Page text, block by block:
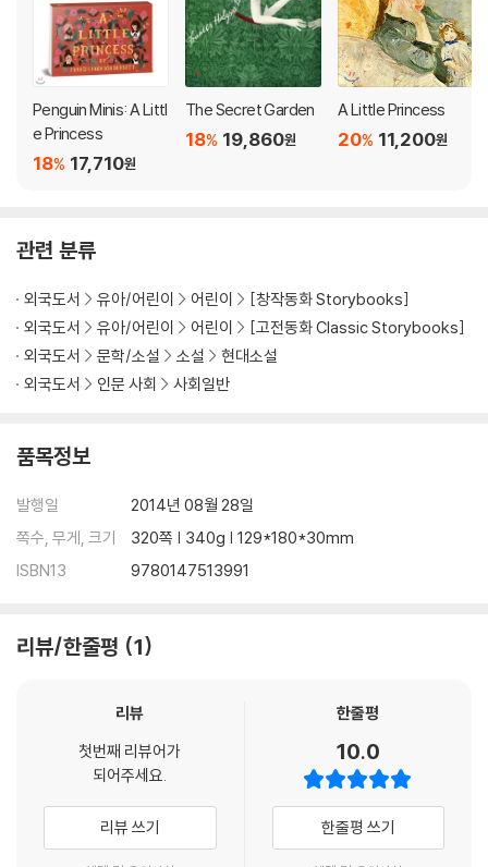
Penguin Minis: A Littl
e Princess
17,710원
18%
The Secret Garden
19,860원
18%
A Little Princess
11,200원
20%
관련 분류
외국도서 유아/어린이 어린이
[창작동화 Storybooks]
외국도서
유아/어린이 어린이
[고전동화 Classic Storybooks]
외국도서
문학/소설 소설
현대소설
외국도서
인문 사회 사회일반
품목정보
발행일
2014년 08월 28일
쪽수, 무게, 크기
320쪽 | 340g | 129*180*30mm
ISBN13
9780147513991
리뷰/한줄평 1
리뷰
첫번째 리뷰어가
되어주세요.
리뷰 쓰기
한줄평
10.0
한줄평 쓰기